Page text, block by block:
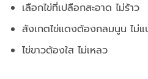
เลือกไข่ที่เปลือกสะอาด ไม่ร้าว
สังเกตไข่แดงต้องกลมนูน ไม่แ
ไข่ขาวต้องใส ไม่เหลว